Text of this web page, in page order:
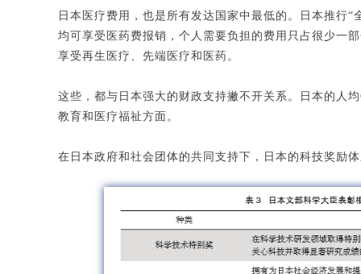
日本医疗费用，也是所有发达国家中最低的。日本推行
均可享受医药费报销，个人需要负担的费用只占很少一
享受再生医疗、先端医疗和医药。
这些，都与日本强大的财政支持撇不开关系。日本的人
教育和医疗福祉方面。
在日本政府和社会团体的共同支持下，日本的科技奖励